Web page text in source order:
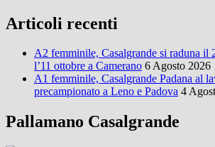
Articoli recenti
A2 femminile, Casalgrande si raduna il
l’11 ottobre a Camerano 6 Agosto 2026
A1 femminile, Casalgrande Padana al
precampionato a Leno e Padova 4
Pallamano Casalgrande